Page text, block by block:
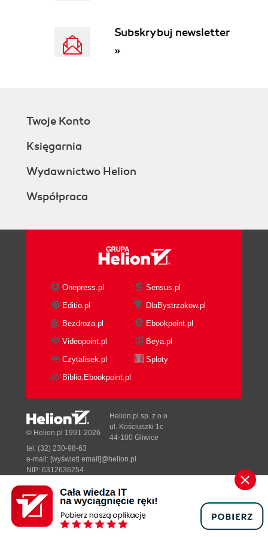
Subskrybuj newsletter
»
Twoje Konto
Księgarnia
Wydawnictwo Helion
Współpraca
Onepress.pl
Sensus.pl
Editio.pl
DlaBystrzakow.pl
Bezdroza.pl
Ebookpoint.pl
Videopoint.pl
Beya.pl
Czytalisek.pl
Sploty
Biblio.Ebookpoint.pl
Designed with ♥ byTonik.pl
© Helion.pl 1991-2026
Helion.pl sp. z o.o.
ul. Kościuszki 1c
44-100 Gliwice
tel. (32) 230-98-63
e-mail: [wyświetl email]@helion.pl
NIP: 6312636254
Pełna wersja strony »